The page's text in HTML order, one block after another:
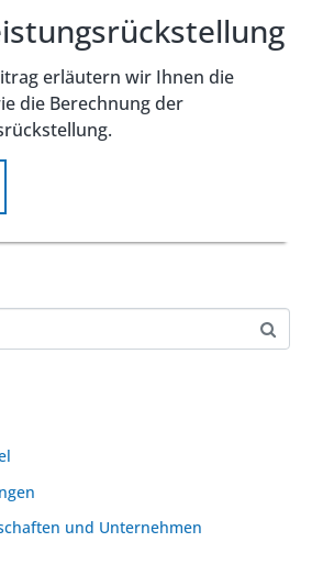
erläutern wir Ihnen die
die Berechnung der
und Unternehmen